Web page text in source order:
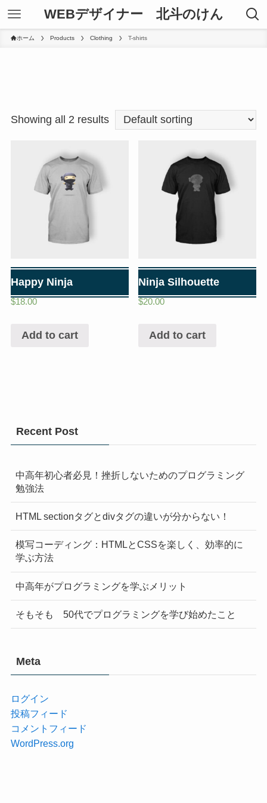
WEBデザイナー 北斗のけん
ホーム Products Clothing T-shirts
Showing all 2 results
Happy Ninja
$18.00
Add to cart
Ninja Silhouette
$20.00
Add to cart
Recent Post
中高年初心者必見！挫折しないためのプログラミング
勉強法
HTML sectionタグとdivタグの違いが分からない！
模写コーディング：HTMLとCSSを楽しく、効率的に
学ぶ方法
中高年がプログラミングを学ぶメリット
そもそも 50代でプログラミングを学び始めたこと
Meta
ログイン
投稿フィード
コメントフィード
WordPress.org